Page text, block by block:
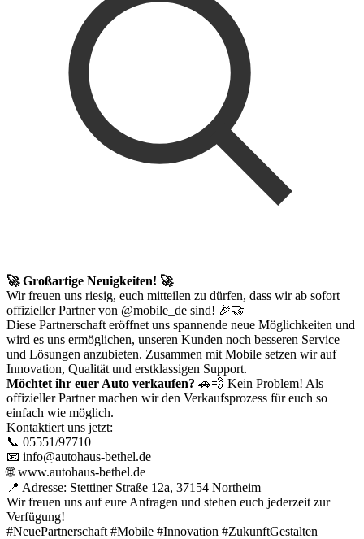
🚀 Großartige Neuigkeiten! 🚀
Wir freuen uns riesig, euch mitteilen zu dürfen, dass wir ab sofort
offizieller Partner von @mobile_de sind! 🎉🤝
Diese Partnerschaft eröffnet uns spannende neue Möglichkeiten und
wird es uns ermöglichen, unseren Kunden noch besseren Service
und Lösungen anzubieten. Zusammen mit Mobile setzen wir auf
Innovation, Qualität und erstklassigen Support.
Möchtet ihr euer Auto verkaufen? 🚗💨 Kein Problem! Als
offizieller Partner machen wir den Verkaufsprozess für euch so
einfach wie möglich.
Kontaktiert uns jetzt:
📞 05551/97710
📧 info@autohaus-bethel.de
🌐 www.autohaus-bethel.de
📍 Adresse: Stettiner Straße 12a, 37154 Northeim
Wir freuen uns auf eure Anfragen und stehen euch jederzeit zur
Verfügung!
#NeuePartnerschaft #Mobile #Innovation #ZukunftGestalten